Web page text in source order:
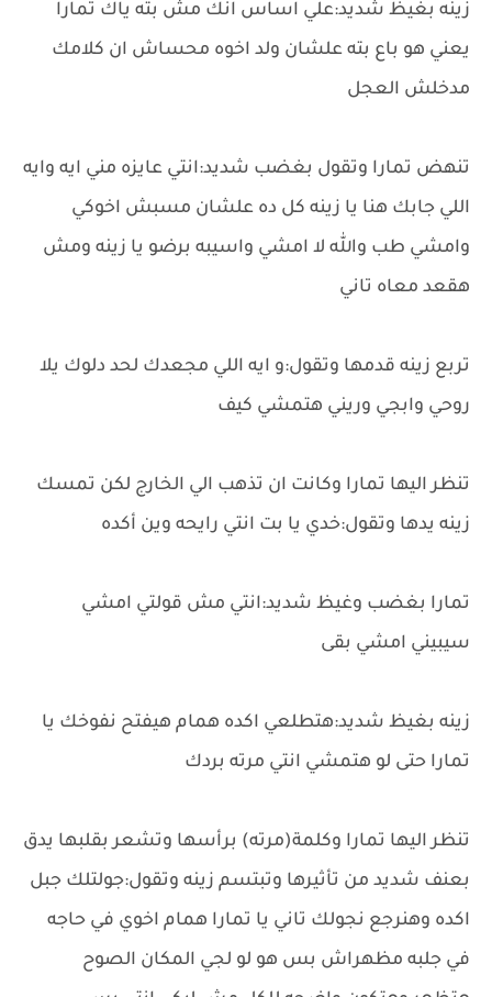
زينه بغيظ شديد:علي اساس انك مش بته ياك تمارا
يعني هو باع بته علشان ولد اخوه محساش ان كلامك
مدخلش العجل
تنهض تمارا وتقول بغضب شديد:انتي عايزه مني ايه وايه
اللي جابك هنا يا زينه كل ده علشان مسبش اخوكي
وامشي طب والله لا امشي واسيبه برضو يا زينه ومش
هقعد معاه تاني
تربع زينه قدمها وتقول:و ايه اللي مجعدك لحد دلوك يلا
روحي وابجي وريني هتمشي كيف
تنظر اليها تمارا وكانت ان تذهب الي الخارج لكن تمسك
زينه يدها وتقول:خدي يا بت انتي رايحه وين أكده
تمارا بغضب وغيظ شديد:انتي مش قولتي امشي
سيبيني امشي بقى
زينه بغيظ شديد:هتطلعي اكده همام هيفتح نفوخك يا
تمارا حتى لو هتمشي انتي مرته بردك
تنظر اليها تمارا وكلمة(مرته) برأسها وتشعر بقلبها يدق
بعنف شديد من تأثيرها وتبتسم زينه وتقول:جولتلك جبل
اكده وهنرجع نجولك تاني يا تمارا همام اخوي في حاجه
في جلبه مظهراش بس هو لو لجي المكان الصوح